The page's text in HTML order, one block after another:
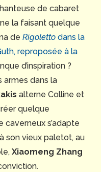
de cabaret
la faisant quelque
de Rigoletto dans la
reproposée à la
d’inspiration ?
armes dans la
alterne Colline et
quelque
caverneux s’adapte
son vieux paletot, au
Xiaomeng Zhang